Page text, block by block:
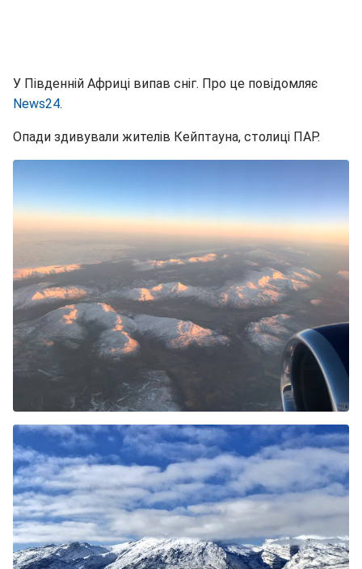
У Південній Африці випав сніг. Про це повідомляє
News24.
Опади здивували жителів Кейптауна, столиці ПАР.